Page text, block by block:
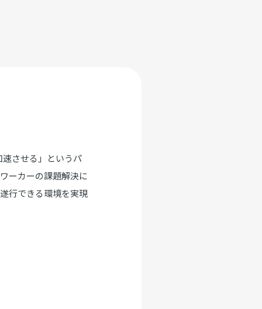
させる」というパ
ーカーの課題解決に
行できる環境を実現